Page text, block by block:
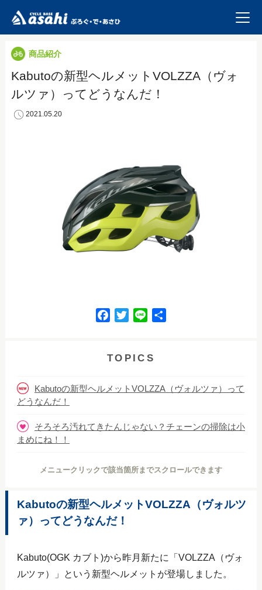
商品紹介
Kabutoの新型ヘルメットVOLZZA（ヴォ
ルツァ）ってどうなんだ！
2021.05.20
e
o
t
e
e
TOPICS
Kabutoの新型ヘルメットVOLZZA（ヴォルツァ）って
どうなんだ！
そろそろ汚れてきたんじゃない？チェーンの掃除は小
まめにね！！
メニュークリックで該当箇所までスクロールできます
Kabutoの新型ヘルメットVOLZZA（ヴォルツ
ァ）ってどうなんだ！
Kabuto(OGK カブト)から昨月新たに「VOLZZA（ヴォ
ルツァ）」という新型ヘルメットが登場しました。